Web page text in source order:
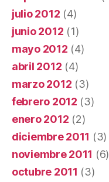
julio 2012 (4)
junio 2012 (1)
mayo 2012 (4)
abril 2012 (4)
marzo 2012 (3)
febrero 2012 (3)
enero 2012 (2)
diciembre 2011 (3)
noviembre 2011 (6)
octubre 2011 (3)